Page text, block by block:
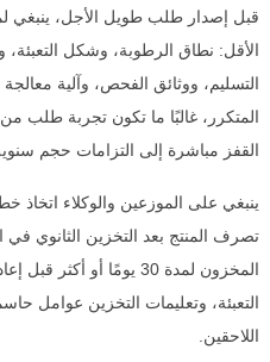
الأقل: نطاق الرطوبة، وشكل
التسليم، ووثائق الفحص، وآلية
القفز مباشرة إلى التزامات حجم
ينبغي على الموزعين والوكلاء اتخاذ
تصرف المنتج بعد التخزين الثانوي
المخزون لمدة 30 يومًا أو
التعبئة، وتعليمات التخزين عوامل
اللاحقين.